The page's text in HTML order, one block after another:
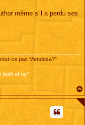
même s'il a perdu ses
ce pas Mendoza?"
both of us"